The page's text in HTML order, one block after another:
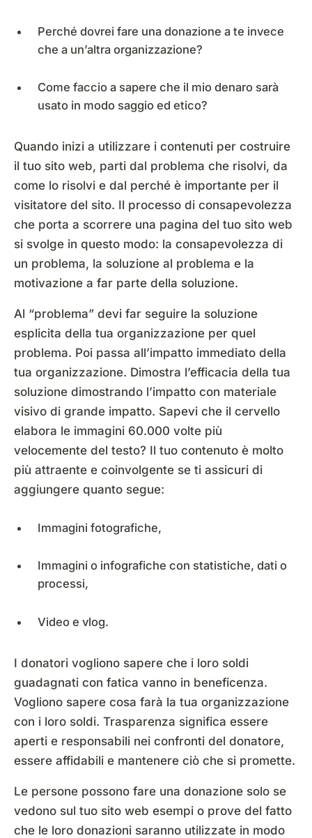
Perché dovrei fare una donazione a te invece
che a un’altra organizzazione?
Come faccio a sapere che il mio denaro sarà
usato in modo saggio ed etico?
Quando inizi a utilizzare i contenuti per costruire
il tuo sito web, parti dal problema che risolvi, da
come lo risolvi e dal perché è importante per il
visitatore del sito. Il processo di consapevolezza
che porta a scorrere una pagina del tuo sito web
si svolge in questo modo: la consapevolezza di
un problema, la soluzione al problema e la
motivazione a far parte della soluzione.
Al “problema” devi far seguire la soluzione
esplicita della tua organizzazione per quel
problema. Poi passa all’impatto immediato della
tua organizzazione. Dimostra l’efficacia della tua
soluzione dimostrando l’impatto con materiale
visivo di grande impatto. Sapevi che il cervello
elabora le immagini 60.000 volte più
velocemente del testo? Il tuo contenuto è molto
più attraente e coinvolgente se ti assicuri di
aggiungere quanto segue:
Immagini fotografiche,
Immagini o infografiche con statistiche, dati o
processi,
Video e vlog.
I donatori vogliono sapere che i loro soldi
guadagnati con fatica vanno in beneficenza.
Vogliono sapere cosa farà la tua organizzazione
con i loro soldi. Trasparenza significa essere
aperti e responsabili nei confronti del donatore,
essere affidabili e mantenere ciò che si promette.
Le persone possono fare una donazione solo se
vedono sul tuo sito web esempi o prove del fatto
che le loro donazioni saranno utilizzate in modo